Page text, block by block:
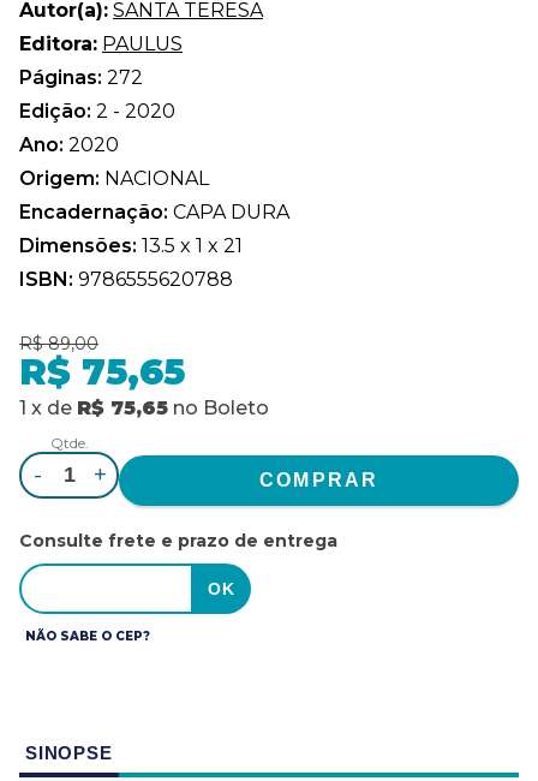
Autor(a): SANTA TERESA
Editora: PAULUS
Páginas: 272
Edição: 2 - 2020
Ano: 2020
Origem: NACIONAL
Encadernação: CAPA DURA
Dimensões: 13.5 x 1 x 21
ISBN: 9786555620788
R$ 89,00
R$ 75,65
1 x de R$ 75,65 no Boleto
Qtde.
- +
Consulte frete e prazo de entrega
NÃO SABE O CEP?
SINOPSE